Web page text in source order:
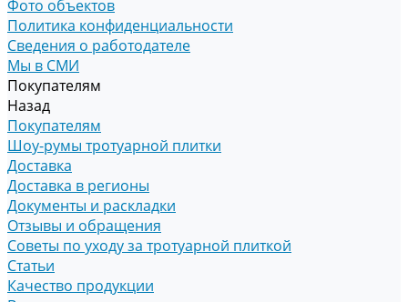
Фото объектов
Политика конфиденциальности
Сведения о работодателе
Мы в СМИ
Покупателям
Назад
Покупателям
Шоу-румы тротуарной плитки
Доставка
Доставка в регионы
Документы и раскладки
Отзывы и обращения
Советы по уходу за тротуарной плиткой
Статьи
Качество продукции